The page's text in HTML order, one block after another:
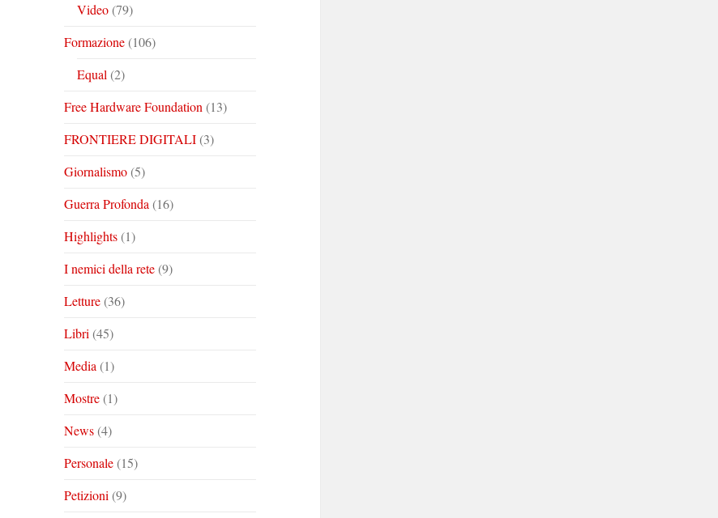
Video(79)
Formazione(106)
Equal (2)
Free Hardware Foundation (13)
FRONTIERE DIGITALI(3)
Giornalismo(5)
Guerra Profonda (16)
Highlights(1)
I nemici della rete(9)
Letture(36)
Libri (45)
Media (1)
Mostre(1)
News(4)
Personale(15)
Petizioni (9)